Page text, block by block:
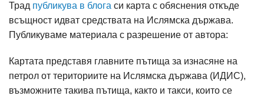
Трад публикува в блога си карта с обяснения откъде
всъщност идват средствата на Ислямска държава.
Публикуваме материала с разрешение от автора:
Картата представя главните пътища за изнасяне на
петрол от териториите на Ислямска държава (ИДИС),
възможните такива пътища, както и такси, които се